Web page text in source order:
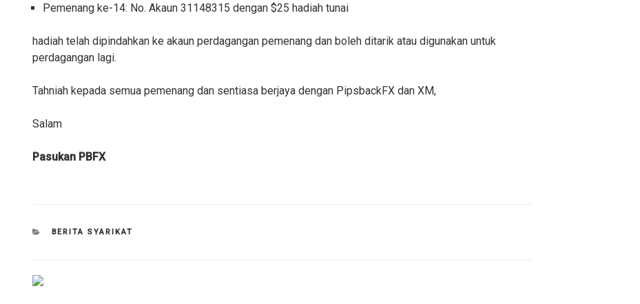
Pemenang ke-14: No. Akaun 31148315 dengan $25 hadiah tunai
hadiah telah dipindahkan ke akaun perdagangan pemenang dan boleh ditarik atau digunakan untuk
perdagangan lagi.
Tahniah kepada semua pemenang dan sentiasa berjaya dengan PipsbackFX dan XM,
Salam
Pasukan PBFX
KATEGORI
BERITA SYARIKAT